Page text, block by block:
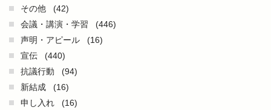
その他
(42)
会議・講演・学習
(446)
声明・アピール
(16)
宣伝
(440)
抗議行動
(94)
新結成
(16)
申し入れ
(16)